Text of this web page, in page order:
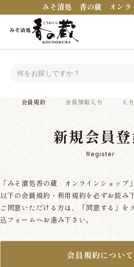
みそ漬処 香の蔵 オンラ
会員規約 会員情報入力 入
新規会員
Register
「みそ漬処香の蔵 オンラインショップ
以下の会員規約・利用規約を必ずお読み
ご同意いただける方は、「同意する」を
込フォームへお進み下さい。
会員規約について